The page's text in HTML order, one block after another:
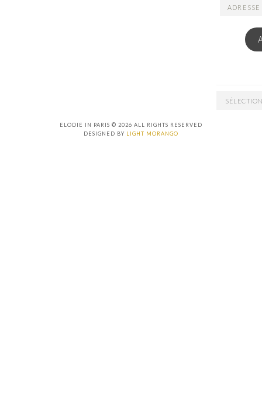
ADRESSE
ARCHIVES
ELODIE IN PARIS © 2026 ALL RIGHTS RESERVED
DESIGNED BY LIGHT MORANGO